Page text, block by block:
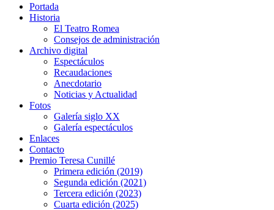
Portada
Historia
El Teatro Romea
Consejos de administración
Archivo digital
Espectáculos
Recaudaciones
Anecdotario
Noticias y Actualidad
Fotos
Galería siglo XX
Galería espectáculos
Enlaces
Contacto
Premio Teresa Cunillé
Primera edición (2019)
Segunda edición (2021)
Tercera edición (2023)
Cuarta edición (2025)